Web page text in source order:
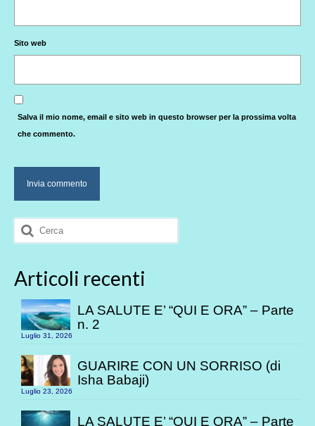
Sito web
Salva il mio nome, email e sito web in questo browser per la prossima volta
che commento.
Cerca:
Articoli recenti
LA SALUTE E’ “QUI E ORA” – Parte
n. 2
Luglio 31, 2026
GUARIRE CON UN SORRISO (di
Isha Babaji)
Luglio 23, 2026
LA SALUTE E’ “QUI E ORA” – Parte